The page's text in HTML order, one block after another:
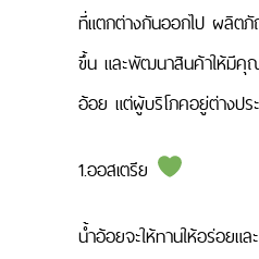
ที่แตกต่างกันออกไป ผลิตภั
ขึ้น และพัฒนาสินค้าให้มีคุณ
อ้อย แต่ผู้บริโภคอยู่ต่างปร
1.ออสเตรีย
น้ำอ้อยจะให้ทานให้อร่อยแ